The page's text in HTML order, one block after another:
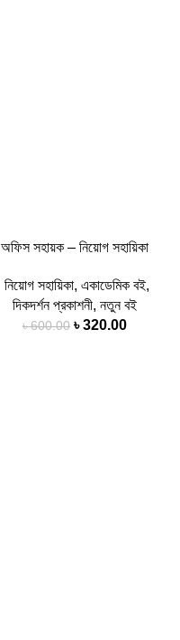
অফিস সহায়ক – নিয়োগ সহায়িকা
নিয়োগ সহায়িকা, একাডেমিক বই,
দিকদর্শন প্রকাশনী, নতুন বই
৳600.00 ৳320.00